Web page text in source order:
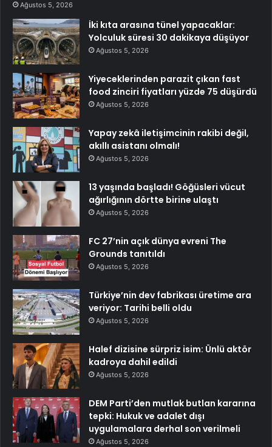
Ağustos 5, 2026
İki kıta arasına tünel yapacaklar:
Yolculuk süresi 30 dakikaya düşüyor
Ağustos 5, 2026
Yiyeceklerinden parazit çıkan fast
food zinciri fiyatları yüzde 75 düşürdü
Ağustos 5, 2026
Yapay zekâ iletişimcinin rakibi değil,
akıllı asistanı olmalı!
Ağustos 5, 2026
13 yaşında başladı! Göğüsleri vücut
ağırlığının dörtte birine ulaştı
Ağustos 5, 2026
FC 27’nin açık dünya evreni The
Grounds tanıtıldı
Ağustos 5, 2026
Türkiye’nin dev fabrikası üretime ara
veriyor: Tarihi belli oldu
Ağustos 5, 2026
Halef dizisine sürpriz isim: Ünlü aktör
kadroya dahil edildi
Ağustos 5, 2026
DEM Parti’den mutlak butlan kararına
tepki: Hukuk ve adalet dışı
uygulamalara derhal son verilmeli
Ağustos 5, 2026